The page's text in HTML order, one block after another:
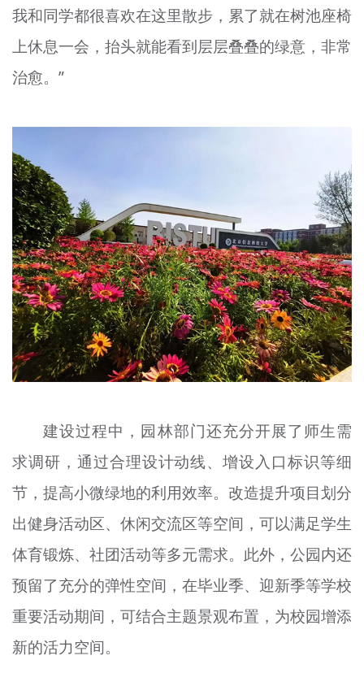
我和同学都很喜欢在这里散步，累了就在树池座椅
上休息一会，抬头就能看到层层叠叠的绿意，非常
治愈。”
建设过程中，园林部门还充分开展了师生需
求调研，通过合理设计动线、增设入口标识等细
节，提高小微绿地的利用效率。改造提升项目划分
出健身活动区、休闲交流区等空间，可以满足学生
体育锻炼、社团活动等多元需求。此外，公园内还
预留了充分的弹性空间，在毕业季、迎新季等学校
重要活动期间，可结合主题景观布置，为校园增添
新的活力空间。